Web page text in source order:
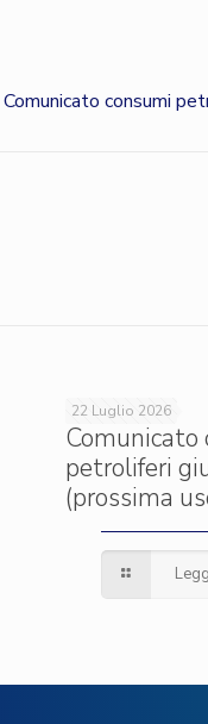
consumi
22 Luglio 2026
Comunicato
petroliferi
(prossima